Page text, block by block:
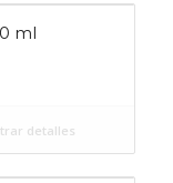
ml
detalles